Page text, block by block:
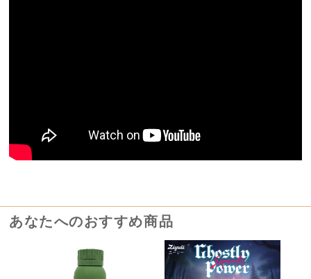
あなたへのおすすめ商品